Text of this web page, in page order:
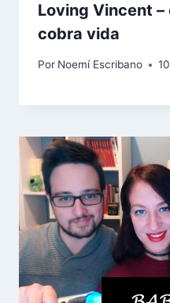
Loving Vincent
cobra vida
Por Noemí Escribano